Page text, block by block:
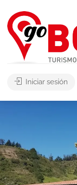
Iniciar sesión